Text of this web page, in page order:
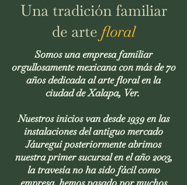
Una tradición familiar
de arte floral
Somos una empresa familiar
orgullosamente mexicana con más de 70
años dedicada al arte floral en la
ciudad de Xalapa, Ver.
Nuestros inicios van desde 1939 en las
instalaciones del antiguo mercado
Jáuregui posteriormente abrimos
nuestra primer sucursal en el año 2003,
la travesía no ha sido fácil como